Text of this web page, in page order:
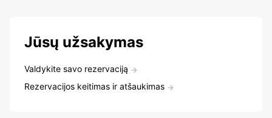
Jūsų užsakymas
Valdykite savo rezervaciją
Rezervacijos keitimas ir atšaukimas